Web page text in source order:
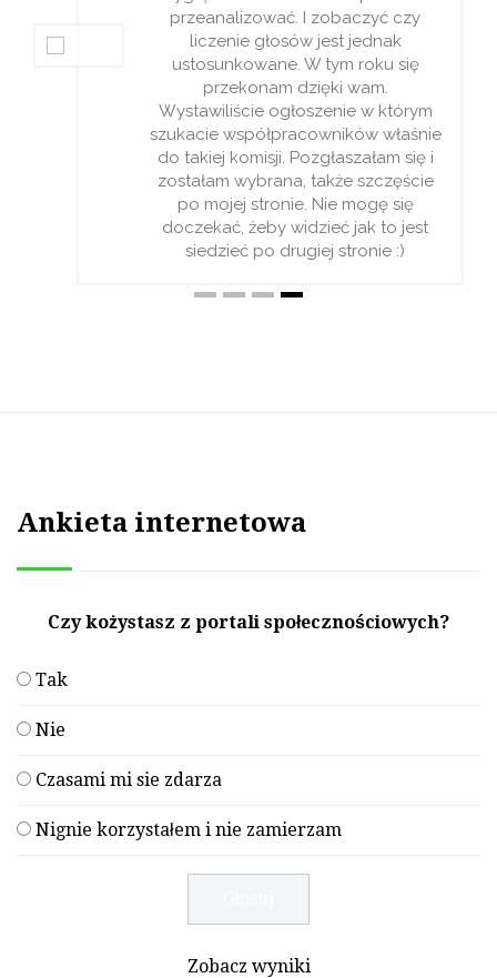
przeanalizować. I zobaczyć czy
liczenie głosów jest jednak
ustosunkowane. W tym roku się
przekonam dzięki wam.
Wystawiliście ogłoszenie w którym
szukacie współpracowników właśnie
do takiej komisji. Pozgłaszałam się i
zostałam wybrana, także szczęście
po mojej stronie. Nie mogę się
doczekać, żeby widzieć jak to jest
siedzieć po drugiej stronie :)
Ankieta internetowa
Czy kożystasz z portali społecznościowych?
Tak
Nie
Czasami mi sie zdarza
Nignie korzystałem i nie zamierzam
Zobacz wyniki